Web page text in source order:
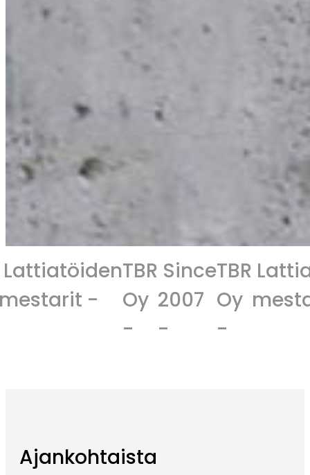
-
TBR
Oy
Since
2007
TBR
Oy
Lattiatöiden
mestarit -
Ajankohtaista